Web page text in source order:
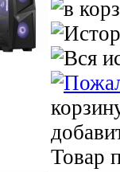
Товар